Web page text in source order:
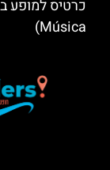
Música)